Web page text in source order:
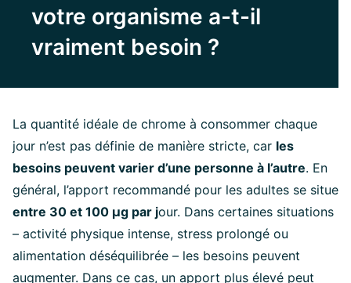
votre organisme a-t-il
vraiment besoin ?
La quantité idéale de chrome à consommer chaque
jour n’est pas définie de manière stricte, car les
besoins peuvent varier d’une personne à l’autre. En
général, l’apport recommandé pour les adultes se situe
entre 30 et 100 µg par jour. Dans certaines situations
– activité physique intense, stress prolongé ou
alimentation déséquilibrée – les besoins peuvent
augmenter. Dans ce cas, un apport plus élevé peut